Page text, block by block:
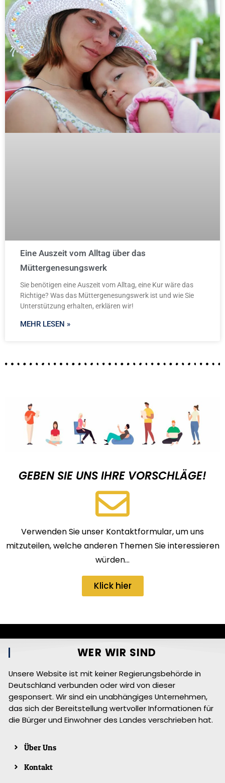
Eine Auszeit vom Alltag über das
Müttergenesungswerk
Sie benötigen eine Auszeit vom Alltag, eine Kur wäre das
Richtige? Was das Müttergenesungswerk ist und wie Sie
Unterstützung erhalten, erklären wir!
MEHR LESEN »
GEBEN SIE UNS IHRE VORSCHLÄGE!
Verwenden Sie unser Kontaktformular, um uns
mitzuteilen, welche anderen Themen Sie interessieren
würden…
Klick hier
WER WIR SIND
Unsere Website ist mit keiner Regierungsbehörde in
Deutschland verbunden oder wird von dieser
gesponsert. Wir sind ein unabhängiges Unternehmen,
das sich der Bereitstellung wertvoller Informationen für
die Bürger und Einwohner des Landes verschrieben hat.
Über Uns
Kontakt